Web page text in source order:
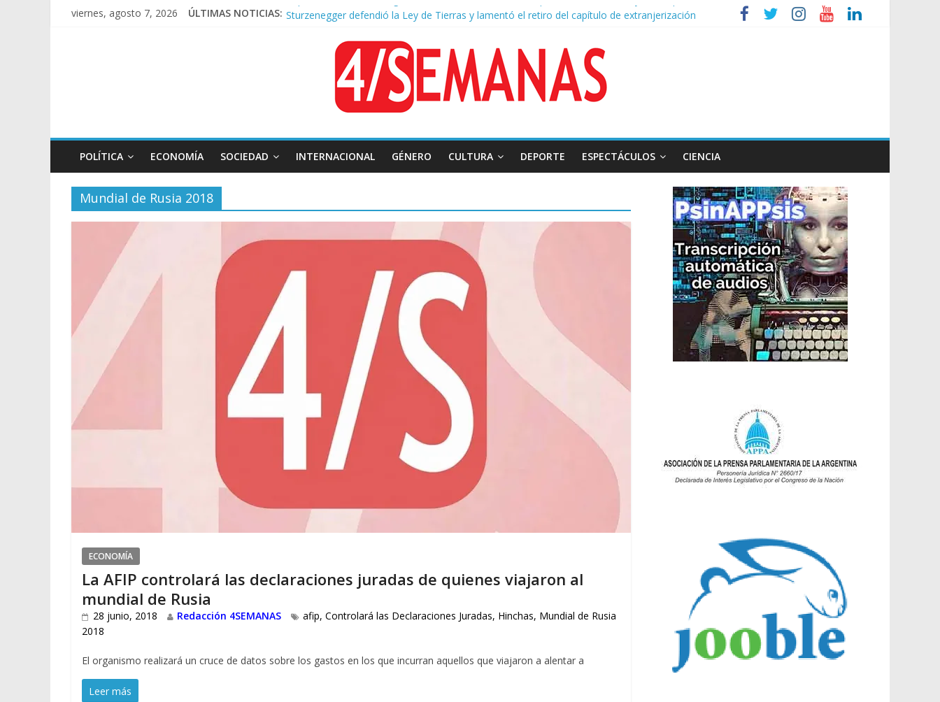
viernes, agosto 7, 2026 ÚLTIMAS NOTICIAS: Sturzenegger defendió la Ley de Tierras y lamentó el retiro del capítulo de extranjerización
Tormentas severas y fuertes ráfagas de viento: alerta del Servicio Meteorológico
Los alquileres de departamentos en la CABA aumentaron 1,6% en julio
POLÍTICA ECONOMÍA SOCIEDAD INTERNACIONAL GÉNERO CULTURA DEPORTE ESPECTÁCULOS CIENCIA
Mundial de Rusia 2018
ECONOMÍA
La AFIP controlará las declaraciones juradas de quienes viajaron al
mundial de Rusia
28 junio, 2018 Redacción 4SEMANAS afip, Controlará las Declaraciones Juradas, Hinchas, Mundial de Rusia
2018
El organismo realizará un cruce de datos sobre los gastos en los que incurran aquellos que viajaron a alentar a
Leer más